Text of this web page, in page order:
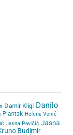
Damir Kligl Danilo
Plantak Helena Vonić
Jasna Pavičić Jasna
Budimir